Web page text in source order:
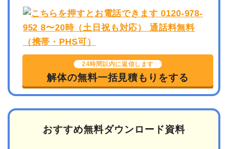
24時間以内に返信します
解体の無料一括見積もりをする
おすすめ無料ダウンロード資料